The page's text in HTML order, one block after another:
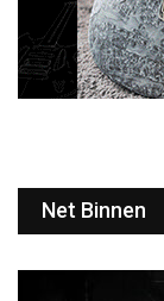
Net Binnen